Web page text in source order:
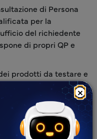
×
di Persona
per la
del richiedente
di propri QP e
prodotti da testare e
di riferimento per lo
dei parametri di
della